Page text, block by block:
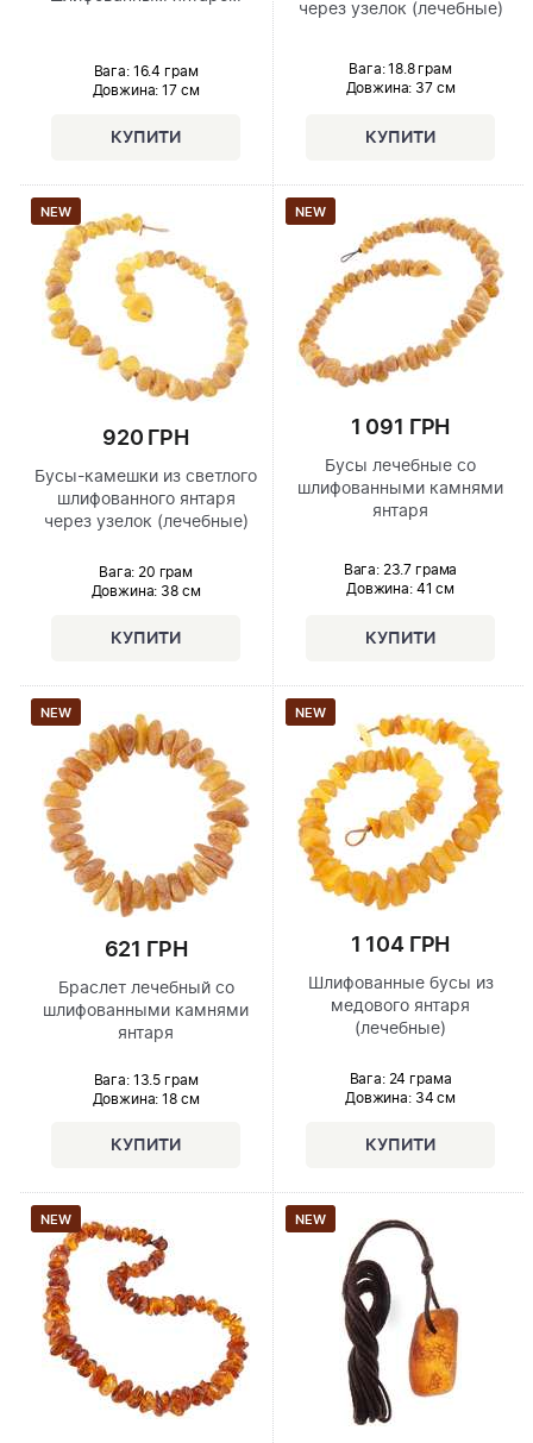
Вага: 16.4 грам
Довжина: 17 см
через узелок (лечебные)
Вага: 18.8 грам
Довжина: 37 см
NEW
920 ГРН
Бусы-камешки из светлого
шлифованного янтаря
через узелок (лечебные)
Вага: 20 грам
Довжина: 38 см
NEW
1 091 ГРН
Бусы лечебные со
шлифованными камнями
янтаря
Вага: 23.7 грама
Довжина:41 см
NEW
621 ГРН
Браслет лечебный со
шлифованными камнями
янтаря
Вага: 13.5 грам
Довжина: 18 см
NEW
1 104 ГРН
Шлифованные бусы из
медового янтаря
(лечебные)
Вага: 24 грама
Довжина:34 см
NEW NEW